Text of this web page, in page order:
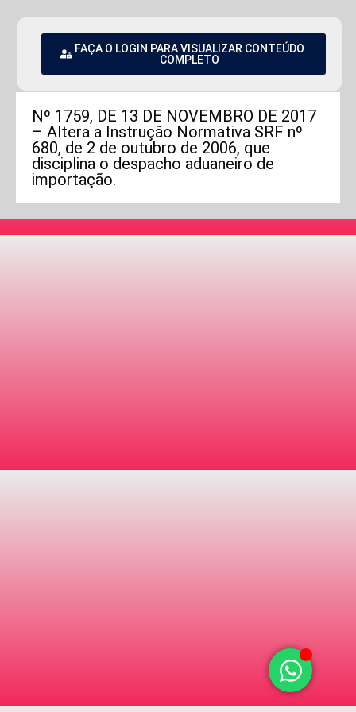
FAÇA O LOGIN PARA VISUALIZAR CONTEÚDO
COMPLETO
Nº 1759, DE 13 DE NOVEMBRO DE 2017
– Altera a Instrução Normativa SRF nº
680, de 2 de outubro de 2006, que
disciplina o despacho aduaneiro de
importação.